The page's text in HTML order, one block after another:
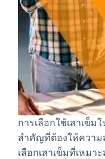
การเลือกใช้เสาเข็ม
สำคัญที่ต้องให้ความ
เลือกเสาเข็มที่เหมา